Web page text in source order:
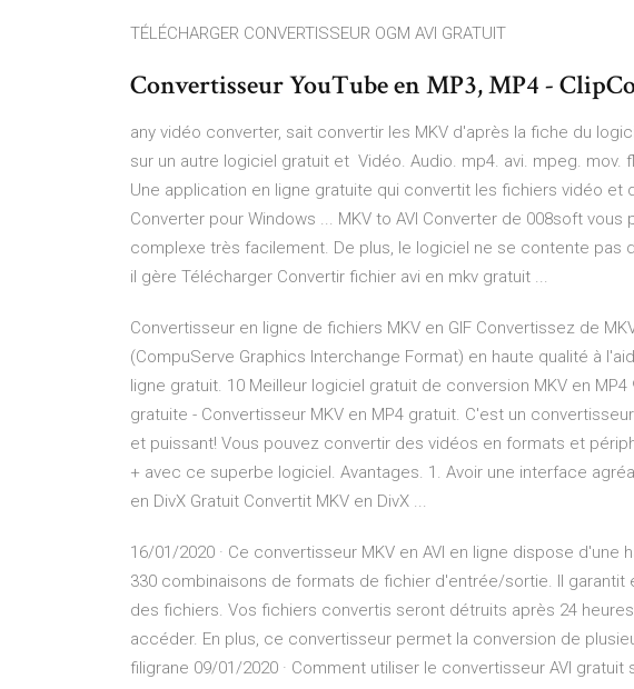
TÉLÉCHARGER CONVERTISSEUR OGM AVI GRATUIT
Convertisseur YouTube en MP3, MP4 -
any vidéo converter, sait convertir les MKV d'après la fiche du
sur un autre logiciel gratuit et Vidéo. Audio. mp4. avi. mpeg. mov.
Une application en ligne gratuite qui convertit les fichiers vidéo et
Converter pour Windows ... MKV to AVI Converter de 008soft
complexe très facilement. De plus, le logiciel ne se contente pas
il gère Télécharger Convertir fichier avi en mkv gratuit ...
Convertisseur en ligne de fichiers MKV en GIF Convertissez de
(CompuServe Graphics Interchange Format) en haute qualité à
ligne gratuit. 10 Meilleur logiciel gratuit de conversion MKV en
gratuite - Convertisseur MKV en MP4 gratuit. C'est un
et puissant! Vous pouvez convertir des vidéos en formats et
+ avec ce superbe logiciel. Avantages. 1. Avoir une interface
en DivX Gratuit Convertit MKV en DivX ...
16/01/2020 · Ce convertisseur MKV en AVI en ligne dispose
330 combinaisons de formats de fichier d'entrée/sortie. Il
des fichiers. Vos fichiers convertis seront détruits après 24
accéder. En plus, ce convertisseur permet la conversion de
filigrane 09/01/2020 · Comment utiliser le convertisseur AVI gratuit